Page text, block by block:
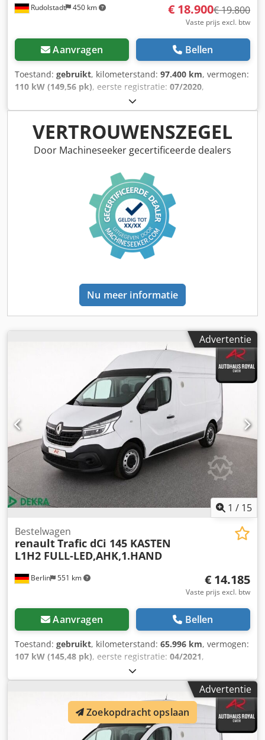
Rudolstadt 450 km € 18.900€ 19.800
Vaste prijs excl. btw
Aanvragen Bellen
Toestand: gebruikt, kilometerstand: 97.400 km, vermogen:
110 kW (149,56 pk), eerste registratie: 07/2020,
, totaalgewicht:
soort overbrenging:mechanisch, emissieklasse:Euro 6,
aantal zitplaatsen: 6, totale lengte:5.500 mm, totale
breedte:1.994 mm, totale hoogte:1.960 mm, laadruimte
lengte:2.150 mm, laadruimtebreedte:1.900 mm,
ABS, airconditioning, centrale vergrendeling, elektronisch
stabiliteitsprogramma (ESP), roetfilter
dubbele cabine van eerste eigenaar, 6 zitplaatsen, volledig
VW-onderhoudsboekje aanwezig, laatste onderhoud bij
97.100 km, ongevalvrij, airconditioning automatisch,
centrale vergrendeling met afstandsbediening, LED-
verlichting, elektrische ramen, elektrische spiegels,
cruisecontrol, DAB-radio, trekhaak met 2.500 kg capaciteit,
(TÜV) wordt bij aankoop nieuw uitgevoerd, mooie T6 direct
inzetbaar. Chsdpfezhqdyjx Aaxoa
VERTROUWENSZEGEL
Door Machineseeker gecertificeerde dealers
Nu meer informatie
Advertentie
1 / 15
Berlin 551 km
Bestelwagen
renaultTrafic dCi 145 KASTEN
L1H2 FULL-LED,AHK,1.HAND
€ 14.185
Vaste prijs excl. btw
Aanvragen Bellen
Toestand: gebruikt, kilometerstand: 65.996 km, vermogen:
107 kW (145,48 pk), eerste registratie: 04/2021,
, leeggewicht:
2.995 kg, volgende keuring (TÜV):09/2027, brandstof:
overig, soort
overbrenging:
mechanisch , emissieklasse: geen,
overig, aantal zitplaatsen:3, totale lengte:
, bouwhoogte:2.500 mm, Uitrusting: ABS,
Advertentie
Zoekopdracht opslaan